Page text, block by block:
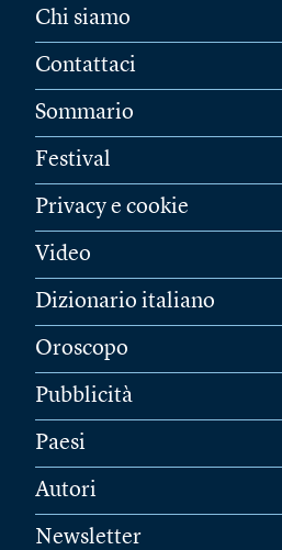
Chi siamo
Contattaci
Sommario
Festival
Privacy e cookie
Video
Dizionario italiano
Oroscopo
Pubblicità
Paesi
Autori
Newsletter